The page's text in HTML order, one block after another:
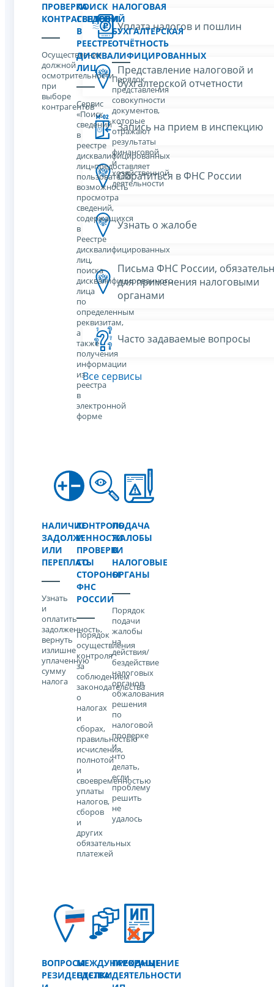
ПРОВЕРКА
КОНТРАГЕНТОВ
Осуществление
должной
осмотрительности
при
выборе
контрагентов
ПОИСК
СВЕДЕНИЙ
В
РЕЕСТРЕ
ДИСКВАЛИФИЦИРОВАННЫХ
ЛИЦ
Сервис
«Поиск
сведений
в
реестре
дисквалифицированных
лиц»предоставляет
пользователю
возможность
просмотра
сведений,
содержащихся
в
Реестре
дисквалифицированных
лиц,
поиска
дисквалифицированного
лица
по
определенным
реквизитам,
а
также
получения
информации
из
реестра
в
электронной
форме
НАЛОГОВАЯ
И
БУХГАЛТЕРСКАЯ
ОТЧЁТНОСТЬ
Порядок
представления
совокупности
документов,
которые
отражают
результаты
финансовой
и
хозяйственной
деятельности
НАЛИЧИЕ
ЗАДОЛЖЕННОСТИ
ИЛИ
ПЕРЕПЛАТЫ
Узнать
и
оплатить
задолженность,
вернуть
излишне
уплаченную
сумму
налога
КОНТРОЛЬ
И
ПРОВЕРКИ
СО
СТОРОНЫ
ФНС
РОССИИ
Порядок
осуществления
контроля
за
соблюдением
законодательства
о
налогах
и
сборах,
правильностью
исчисления,
полнотой
и
своевременностью
уплаты
налогов,
сборов
и
других
обязательных
платежей
ПОДАЧА
ЖАЛОБЫ
В
НАЛОГОВЫЕ
ОРГАНЫ
Порядок
подачи
жалобы
на
действия/
бездействие
налоговых
органов,
обжалования
решения
по
налоговой
проверке
и
что
делать,
если
проблему
решить
не
удалось
ВОПРОСЫ
РЕЗИДЕНТСТВА
МЕЖДУНАРОДНЫЕ
СДЕЛКИ
ПРЕКРАЩЕНИЕ
ДЕЯТЕЛЬНОСТИ
Уплата налогов и пошлин
Представление налоговой и
бухгалтерской отчетности
Запись на прием в инспекцию
Обратиться в ФНС России
Узнать о жалобе
Письма ФНС России,
для применения налоговыми
органами
Часто задаваемые вопросы
Все сервисы